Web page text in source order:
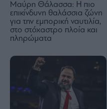
Μαύρη Θάλασσα: Η πιο
επικίνδυνη θαλάσσια ζώνη
για την εμπορική ναυτιλία,
στο στόχαστρο πλοία και
πληρώματα